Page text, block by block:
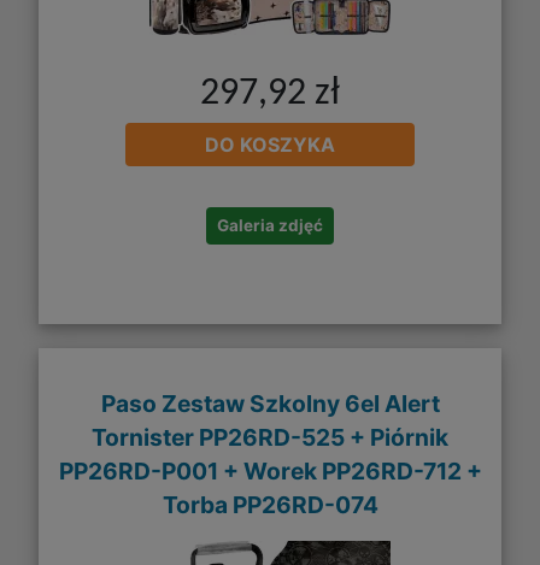
297,92 zł
DO KOSZYKA
Galeria zdjęć
Paso Zestaw Szkolny 6el Alert
Tornister PP26RD-525 + Piórnik
PP26RD-P001 + Worek PP26RD-712 +
Torba PP26RD-074